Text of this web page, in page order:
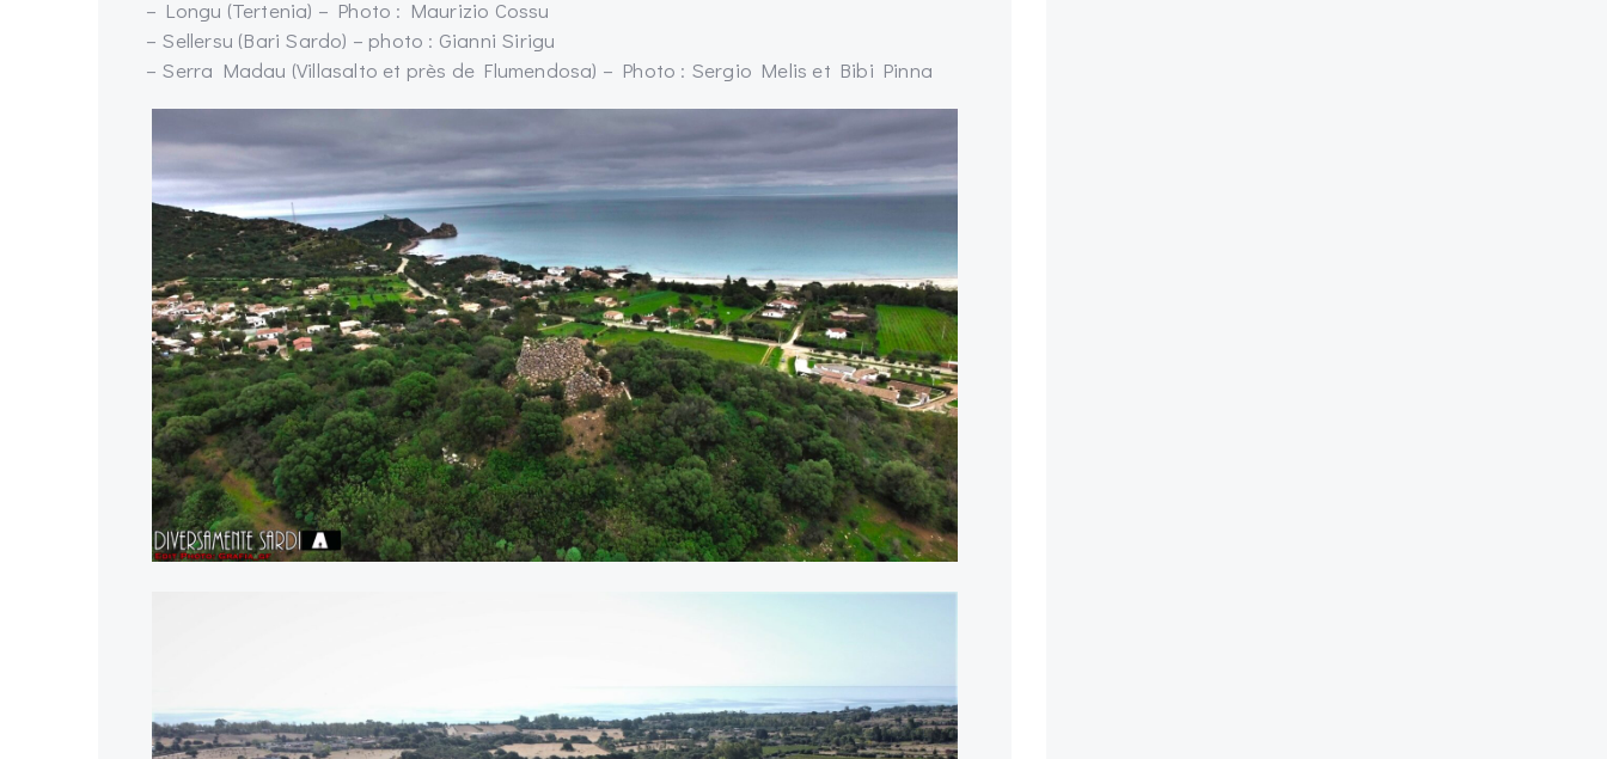
– Longu (Tertenia) – Photo : Maurizio Cossu
– Sellersu (Bari Sardo) – photo : Gianni Sirigu
– Serra Madau (Villasalto et près de Flumendosa) – Photo : Sergio Melis et Bibi Pinna